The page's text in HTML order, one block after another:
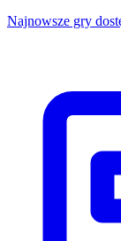
Najnowsze gry